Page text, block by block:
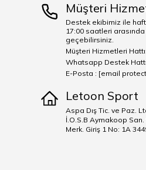
Müşteri
Destek ekibimiz ile
17:00 saatleri
geçebilirsiniz.
Müşteri Hizmetleri
Whatsapp Destek
E-Posta : [email
Letoon Sport
Aspa Dış Tic. ve Paz.
İ.O.S.B Aymakoop
Merk. Giriş 1 No: 1A